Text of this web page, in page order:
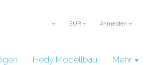
EUR Anmelden
Hedy Modellbau Mehr